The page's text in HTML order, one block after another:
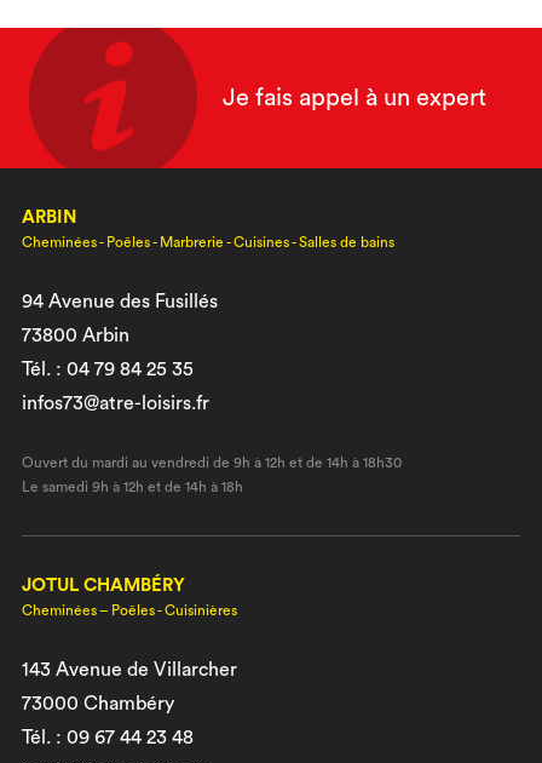
Je fais appel à un expert
ARBIN
Cheminées - Poêles - Marbrerie - Cuisines - Salles de bains
94 Avenue des Fusillés
73800 Arbin
Tél. : 04 79 84 25 35
infos73@atre-loisirs.fr
Ouvert du mardi au vendredi de 9h à 12h et de 14h à 18h30
Le samedi 9h à 12h et de 14h à 18h
JOTUL CHAMBÉRY
Cheminées – Poêles - Cuisinières
143 Avenue de Villarcher
73000 Chambéry
Tél. : 09 67 44 23 48